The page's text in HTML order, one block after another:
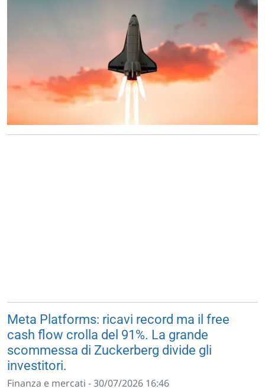
Meta Platforms: ricavi record ma il free
cash flow crolla del 91%. La grande
scommessa di Zuckerberg divide gli
investitori.
Finanza e mercati - 30/07/2026 16:46